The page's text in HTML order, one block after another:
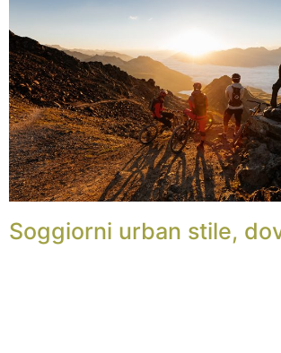
Soggiorni urban stile,